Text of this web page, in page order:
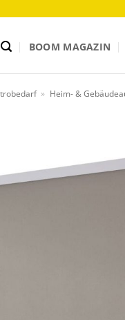
BOOM MAGAZIN
» Heim- &